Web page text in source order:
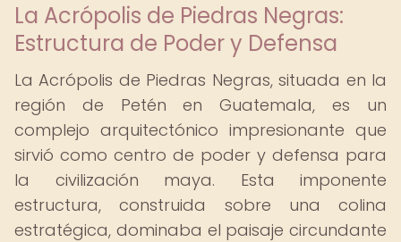
La Acrópolis de Piedras Negras:
Estructura de Poder y Defensa
La Acrópolis de Piedras Negras, situada en la
región de Petén en Guatemala, es un
complejo arquitectónico impresionante que
sirvió como centro de poder y defensa para
la civilización maya. Esta imponente
estructura, construida sobre una colina
estratégica, dominaba el paisaje circundante